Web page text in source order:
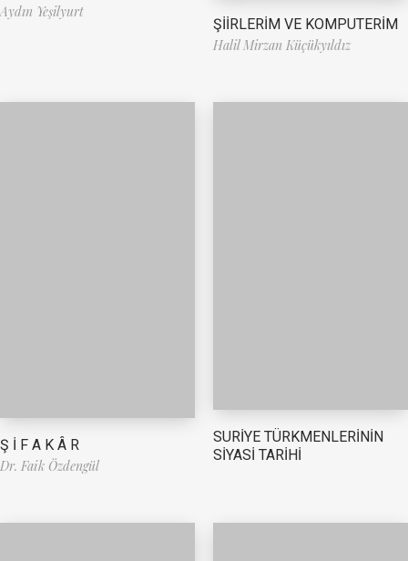
Aydın Yeşilyurt
ŞİİRLERİM VE KOMPUTERİM
Halil Mirzan Küçükyıldız
Ş İ F A K Â R
Dr. Faik Özdengül
SURİYE TÜRKMENLERİNİN
SİYASİ TARİHİ